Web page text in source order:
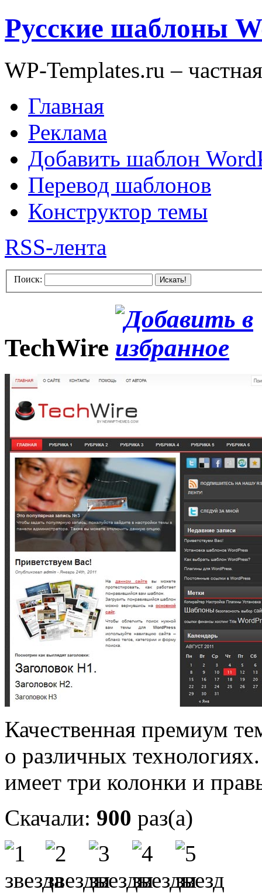
Русские шаблоны
WP-Templates.ru –
Главная
Реклама
Добавить шаблон
Перевод шаблонов
Конструктор темы
RSS-лента
Поиск: Искать!
TechWire
Качественная премиум
о различных
имеет три колонки и
Скачали: 900 раз(а)